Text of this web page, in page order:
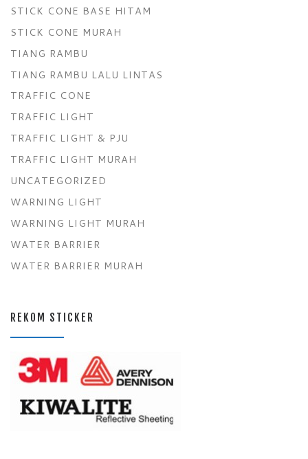
STICK CONE BASE HITAM
STICK CONE MURAH
TIANG RAMBU
TIANG RAMBU LALU LINTAS
TRAFFIC CONE
TRAFFIC LIGHT
TRAFFIC LIGHT & PJU
TRAFFIC LIGHT MURAH
UNCATEGORIZED
WARNING LIGHT
WARNING LIGHT MURAH
WATER BARRIER
WATER BARRIER MURAH
REKOM STICKER